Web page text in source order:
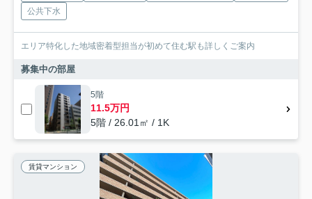
公共下水
エリア特化した地域密着型担当が初めて住む駅も詳しくご案内
募集中の部屋
5階
11.5万円
5階 / 26.01㎡ / 1K
賃貸マンション